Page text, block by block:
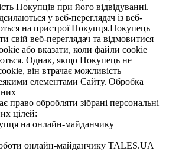
Покупців при його відвідуванні.
у веб-переглядач із веб-
на пристрої Покупця.Покупець
свій веб-переглядач та відмовитися
або вказати, коли файли cookie
Однак, якщо Покупець не
він втрачає можливість
елементами Сайту. Обробка
право обробляти зібрані персональні
цілей:
на онлайн-майданчику
онлайн-майданчику TALES.UA